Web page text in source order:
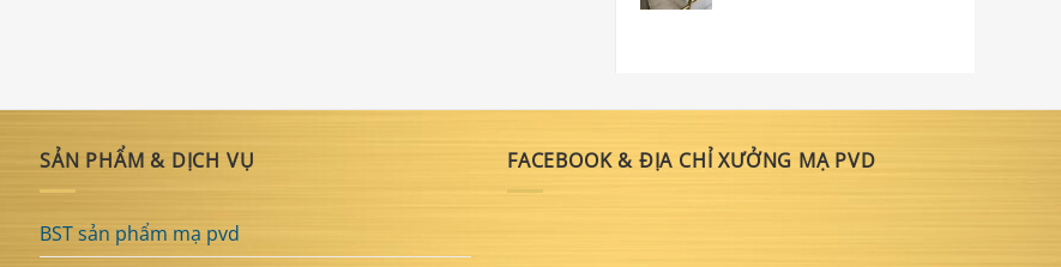
SẢN PHẨM & DỊCH VỤ
BST sản phẩm mạ pvd
FACEBOOK & ĐỊA CHỈ XƯỞNG MẠ PVD